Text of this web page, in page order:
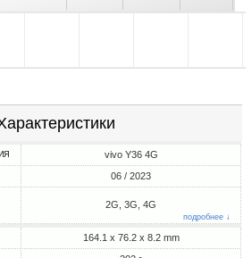
vivo Y36 4G
06 / 2023
2G, 3G, 4G
подробнее ↓
164.1 x 76.2 x 8.2 mm